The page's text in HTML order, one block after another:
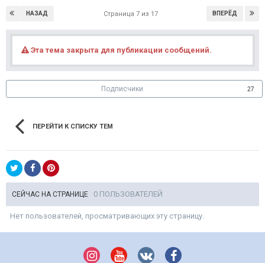
НАЗАД ВПЕРЁД
Страница 7 из 17
Эта тема закрыта для публикации сообщений.
Подписчики 27
ПЕРЕЙТИ К СПИСКУ ТЕМ
СЕЙЧАС НА СТРАНИЦЕ 0 ПОЛЬЗОВАТЕЛЕЙ
Нет пользователей, просматривающих эту страницу.